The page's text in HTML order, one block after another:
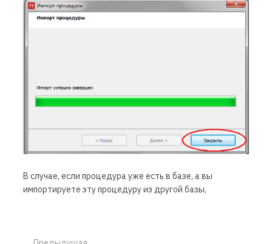
В случае, если процедура уже есть в базе, а вы
импортируете эту процедуру из другой базы,